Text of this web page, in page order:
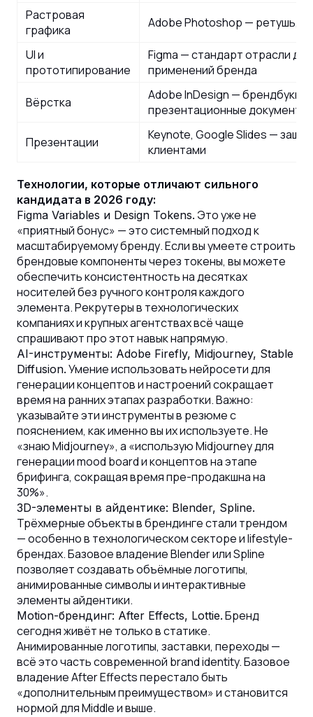
Растровая
графика
Adobe Photoshop — ретушь,
UI и
прототипирование
Figma — стандарт отрасли
применений бренда
Вёрстка
Adobe InDesign — брендбуки,
презентационные документы
Презентации
Keynote, Google Slides —
клиентами
Технологии, которые отличают сильного
кандидата в 2026 году:
Figma Variables и Design Tokens. Это уже не
«приятный бонус» — это системный подход к
масштабируемому бренду. Если вы умеете строить
брендовые компоненты через токены, вы можете
обеспечить консистентность на десятках
носителей без ручного контроля каждого
элемента. Рекрутеры в технологических
компаниях и крупных агентствах всё чаще
спрашивают про этот навык напрямую.
AI-инструменты: Adobe Firefly, Midjourney, Stable
Diffusion. Умение использовать нейросети для
генерации концептов и настроений сокращает
время на ранних этапах разработки. Важно:
указывайте эти инструменты в резюме с
пояснением, как именно вы их используете. Не
«знаю Midjourney», а «использую Midjourney для
генерации mood board и концептов на этапе
брифинга, сокращая время пре-продакшна на
30%».
3D-элементы в айдентике: Blender, Spline.
Трёхмерные объекты в брендинге стали трендом
— особенно в технологическом секторе и lifestyle-
брендах. Базовое владение Blender или Spline
позволяет создавать объёмные логотипы,
анимированные символы и интерактивные
элементы айдентики.
Motion-брендинг: After Effects, Lottie. Бренд
сегодня живёт не только в статике.
Анимированные логотипы, заставки, переходы —
всё это часть современной brand identity. Базовое
владение After Effects перестало быть
«дополнительным преимуществом» и становится
нормой для Middle и выше.